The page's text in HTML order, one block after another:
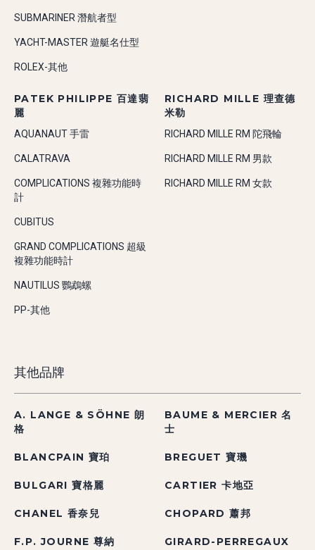
SUBMARINER 潛航者型
YACHT-MASTER 遊艇名仕型
ROLEX-其他
PATEK PHILIPPE 百達翡
麗
AQUANAUT 手雷
CALATRAVA
COMPLICATIONS 複雜功能時
計
CUBITUS
GRAND COMPLICATIONS 超級
複雜功能時計
NAUTILUS 鸚鵡螺
PP-其他
RICHARD MILLE 理查德
米勒
RICHARD MILLE RM 陀飛輪
RICHARD MILLE RM 男款
RICHARD MILLE RM 女款
其他品牌
A. LANGE & SÖHNE 朗
格
BAUME & MERCIER 名
士
BLANCPAIN 寶珀 BREGUET 寶璣
BULGARI 寶格麗 CARTIER 卡地亞
CHANEL 香奈兒 CHOPARD 蕭邦
F.P. JOURNE 尊納
GIRARD-PERREGAUX